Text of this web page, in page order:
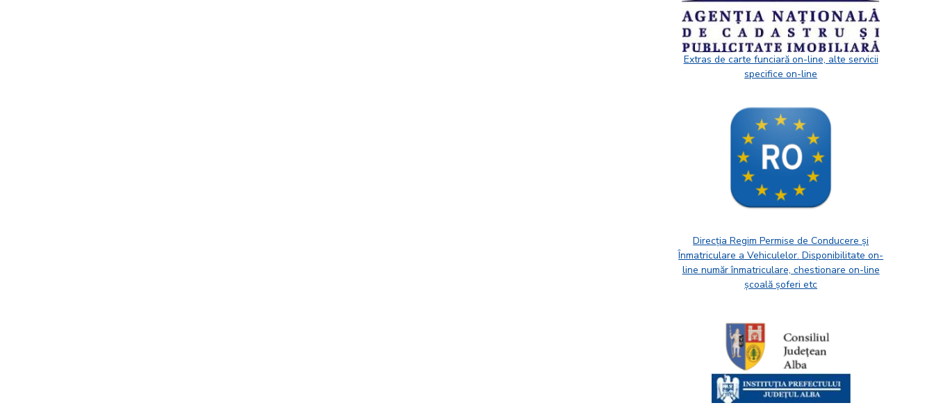
Extras de carte funciară on-line, alte servicii
specifice on-line
Direcția Regim Permise de Conducere și
Înmatriculare a Vehiculelor. Disponibilitate on-
line număr înmatriculare, chestionare on-line
școală șoferi etc